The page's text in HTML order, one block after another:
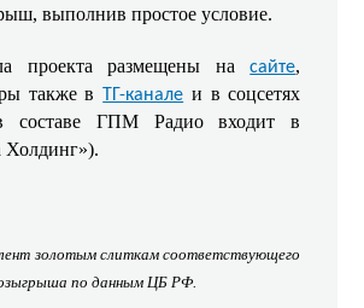
выполнив простое условие.
проекта размещены насайте,
также вТГ-канале и в соцсетях
составе ГПМ Радио входит в
Холдинг»).
золотым слиткам соответствующего
по данным ЦБ РФ.